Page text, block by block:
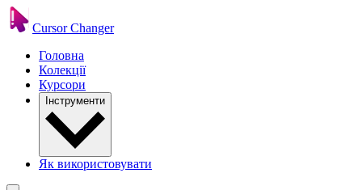
Cursor Changer
Головна
Колекції
Курсори
Інструменти
Як використовувати